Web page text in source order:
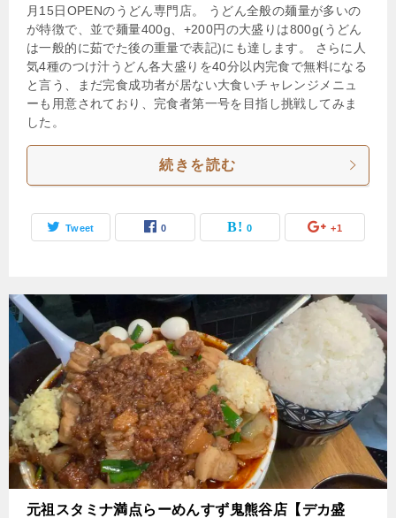
月15日OPENのうどん専門店。 うどん全般の麺量が多いの
が特徴で、並で麺量400g、+200円の大盛りは800g(うどん
は一般的に茹でた後の重量で表記)にも達します。 さらに人
気4種のつけ汁うどん各大盛りを40分以内完食で無料になる
と言う、まだ完食成功者が居ない大食いチャレンジメニュ
ーも用意されており、完食者第一号を目指し挑戦してみま
した。
続きを読む
Tweet 0 0 +1
元祖スタミナ満点らーめんすず鬼熊谷店【デカ盛